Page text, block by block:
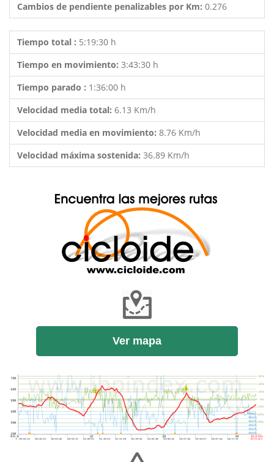
Cambios de pendiente penalizables por Km: 0.276
Tiempo total : 5:19:30 h
Tiempo en movimiento: 3:43:30 h
Tiempo parado : 1:36:00 h
Velocidad media total: 6.13 Km/h
Velocidad media en movimiento: 8.76 Km/h
Velocidad máxima sostenida: 36.89 Km/h
Ver mapa